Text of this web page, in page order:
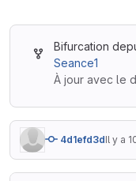
Bifurcation
Seance1
À jour avec le
4d1efd3dIl y a